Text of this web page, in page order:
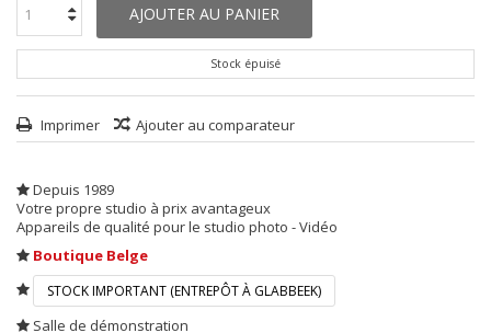
AJOUTER AU PANIER
Stock épuisé
Imprimer Ajouter au comparateur
Depuis 1989
Votre propre studio à prix avantageux
Appareils de qualité pour le studio photo - Vidéo
Boutique Belge
STOCK IMPORTANT (ENTREPÔT À GLABBEEK)
Salle de démonstration